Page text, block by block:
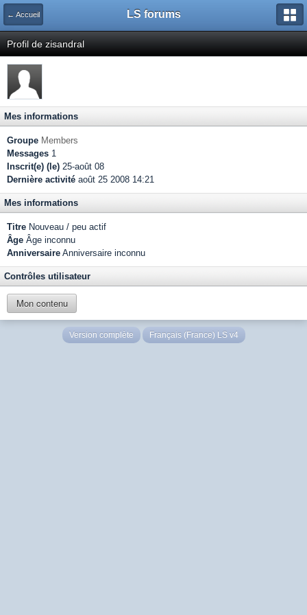
← Accueil LS forums
Profil de zisandral
Mes informations
Groupe Members
Messages 1
Inscrit(e) (le) 25-août 08
Dernière activité août 25 2008 14:21
Mes informations
Titre Nouveau / peu actif
Âge Âge inconnu
Anniversaire Anniversaire inconnu
Contrôles utilisateur
Mon contenu
Version complète Français (France) LS v4